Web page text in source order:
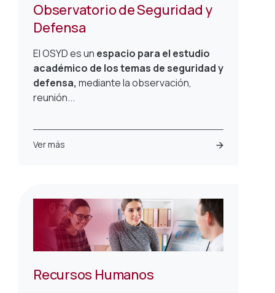
Observatorio de Seguridad y
Defensa
El OSYD es un espacio para el estudio
académico de los temas de seguridad y
defensa, mediante la observación,
reunión...
Ver más
Recursos Humanos